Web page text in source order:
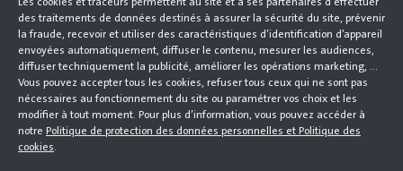
écologique.
des traitements de données destinés à assurer la sécurité du site, prévenir
la fraude, recevoir et utiliser des caractéristiques d’identification d’appareil
envoyées automatiquement, diffuser le contenu, mesurer les audiences,
diffuser techniquement la publicité, améliorer les opérations marketing, ...
Vous pouvez accepter tous les cookies, refuser tous ceux qui ne sont pas
nécessaires au fonctionnement du site ou paramétrer vos choix et les
modifier à tout moment. Pour plus d’information, vous pouvez accéder à
notre Politique de protection des données personnelles et Politique des
cookies.